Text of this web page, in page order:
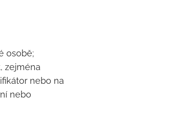
osobě;
zejména
nebo na
nebo